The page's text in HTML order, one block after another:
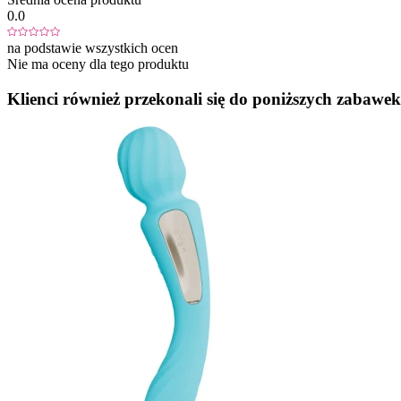
0.0
na podstawie wszystkich ocen
Nie ma oceny dla tego produktu
Klienci również przekonali się do poniższych